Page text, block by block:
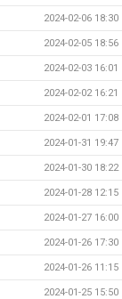
2024-02-06 18:30
2024-02-05 18:56
2024-02-03 16:01
2024-02-02 16:21
2024-02-01 17:08
2024-01-31 19:47
2024-01-30 18:22
2024-01-28 12:15
2024-01-27 16:00
2024-01-26 17:30
2024-01-26 11:15
2024-01-25 15:50